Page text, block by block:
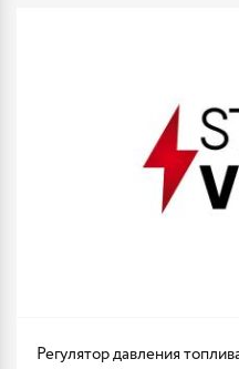
Регулятор давления